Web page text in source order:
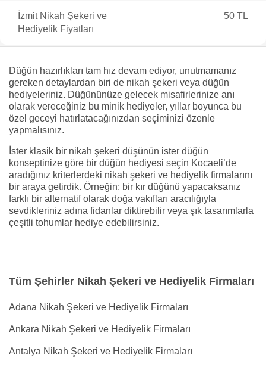
İzmit Nikah Şekeri ve
Hediyelik Fiyatları
50 TL
Düğün hazırlıkları tam hız devam ediyor, unutmamanız
gereken detaylardan biri de nikah şekeri veya düğün
hediyeleriniz. Düğününüze gelecek misafirlerinize anı
olarak vereceğiniz bu minik hediyeler, yıllar boyunca bu
özel geceyi hatırlatacağınızdan seçiminizi özenle
yapmalısınız.
İster klasik bir nikah şekeri düşünün ister düğün
konseptinize göre bir düğün hediyesi seçin Kocaeli’de
aradığınız kriterlerdeki nikah şekeri ve hediyelik firmalarını
bir araya getirdik. Örneğin; bir kır düğünü yapacaksanız
farklı bir alternatif olarak doğa vakıfları aracılığıyla
sevdikleriniz adına fidanlar diktirebilir veya şık tasarımlarla
çeşitli tohumlar hediye edebilirsiniz.
Tüm Şehirler Nikah Şekeri ve Hediyelik Firmaları
Adana Nikah Şekeri ve Hediyelik Firmaları
Ankara Nikah Şekeri ve Hediyelik Firmaları
Antalya Nikah Şekeri ve Hediyelik Firmaları